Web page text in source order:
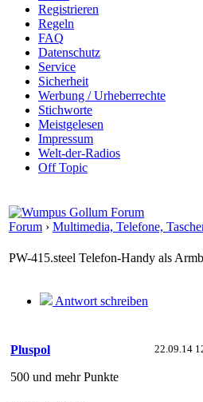
Registrieren
Regeln
FAQ
Datenschutz
Service
Sicherheit
Werbung / Urheberrechte
Stichworte
Meistgelesen
Impressum
Welt-der-Radios
Off Topic
Forum › Multimedia, Telefone,
PW-415.steel Telefon-Handy als
Antwort schreiben
22.09.14
Pluspol
500 und mehr Punkte